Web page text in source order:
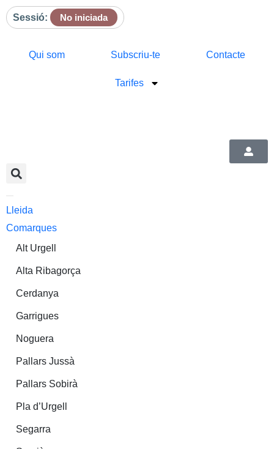
Sessió: No iniciada
Qui som Subscriu-te Contacte
Tarifes
Lleida
Comarques
Alt Urgell
Alta Ribagorça
Cerdanya
Garrigues
Noguera
Pallars Jussà
Pallars Sobirà
Pla d’Urgell
Segarra